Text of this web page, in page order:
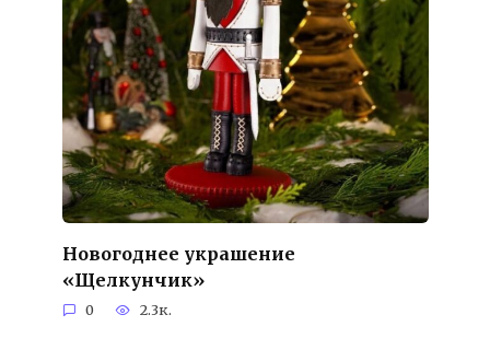
Новогоднее украшение
«Щелкунчик»
0 2.3к.